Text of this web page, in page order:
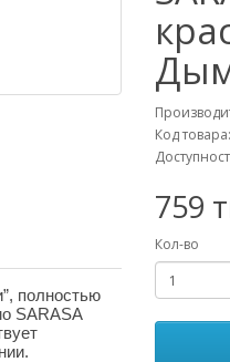
полностью
SARASA
Код
759
Кол-во